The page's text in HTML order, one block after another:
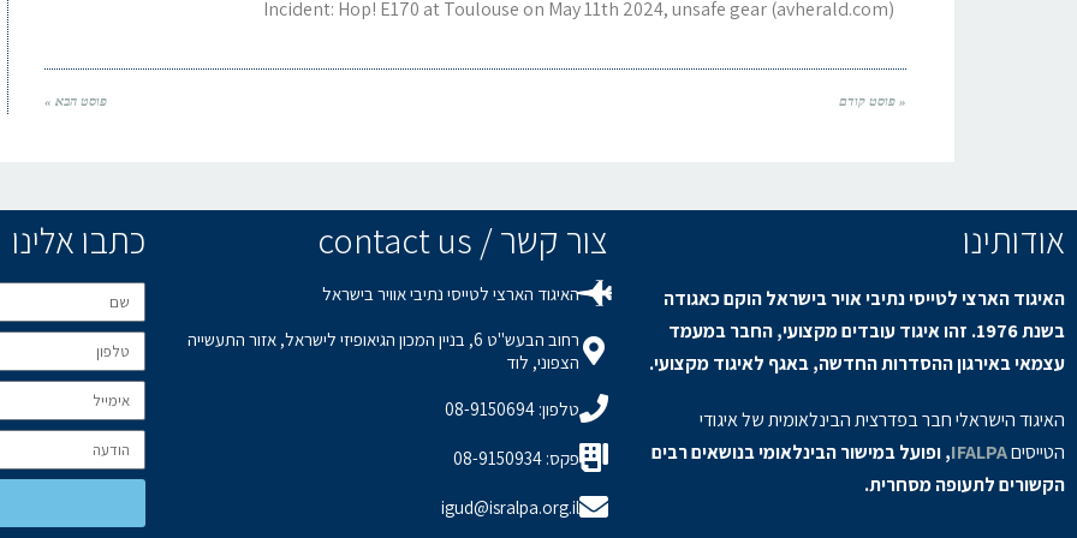
Incident: Hop! E170 at Toulouse on May 11th 2024, unsafe gear (avherald.com)
« פוסט קודם פוסט הבא »
אודותינו
האיגוד הארצי לטייסי נתיבי אויר בישראל הוקם כאגודה
בשנת 1976. זהו איגוד עובדים מקצועי, החבר במעמד
עצמאי באירגון ההסדרות החדשה, באגף לאיגוד מקצועי.
האיגוד הישראלי חבר בפדרצית הבינלאומית של איגודי
הטייסיםIFALPA, ופועל במישור הבינלאומי בנושאים רבים
הקשורים לתעופה מסחרית.
צור קשר / contact us
האיגוד הארצי לטייסי נתיבי אוויר בישראל
רחוב הבעש"ט 6, בניין המכון הגיאופיזי לישראל, אזור התעשייה
הצפוני, לוד
טלפון: 08-9150694
פקס: 08-9150934
igud@isralpa.org.il
כתבו אלינו